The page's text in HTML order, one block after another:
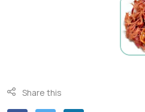
Share this